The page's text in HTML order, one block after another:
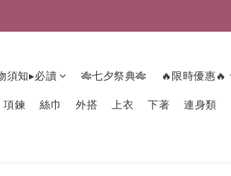
須知▸必讀 🎋七夕祭典🎋 🔥限時優惠🔥
項鍊 絲巾 外搭 上衣 下著 連身類